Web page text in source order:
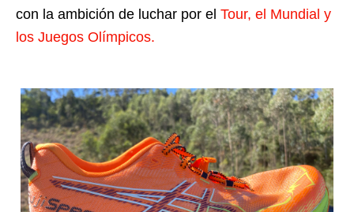
con la ambición de luchar por el Tour, el Mundial y
los Juegos Olímpicos.